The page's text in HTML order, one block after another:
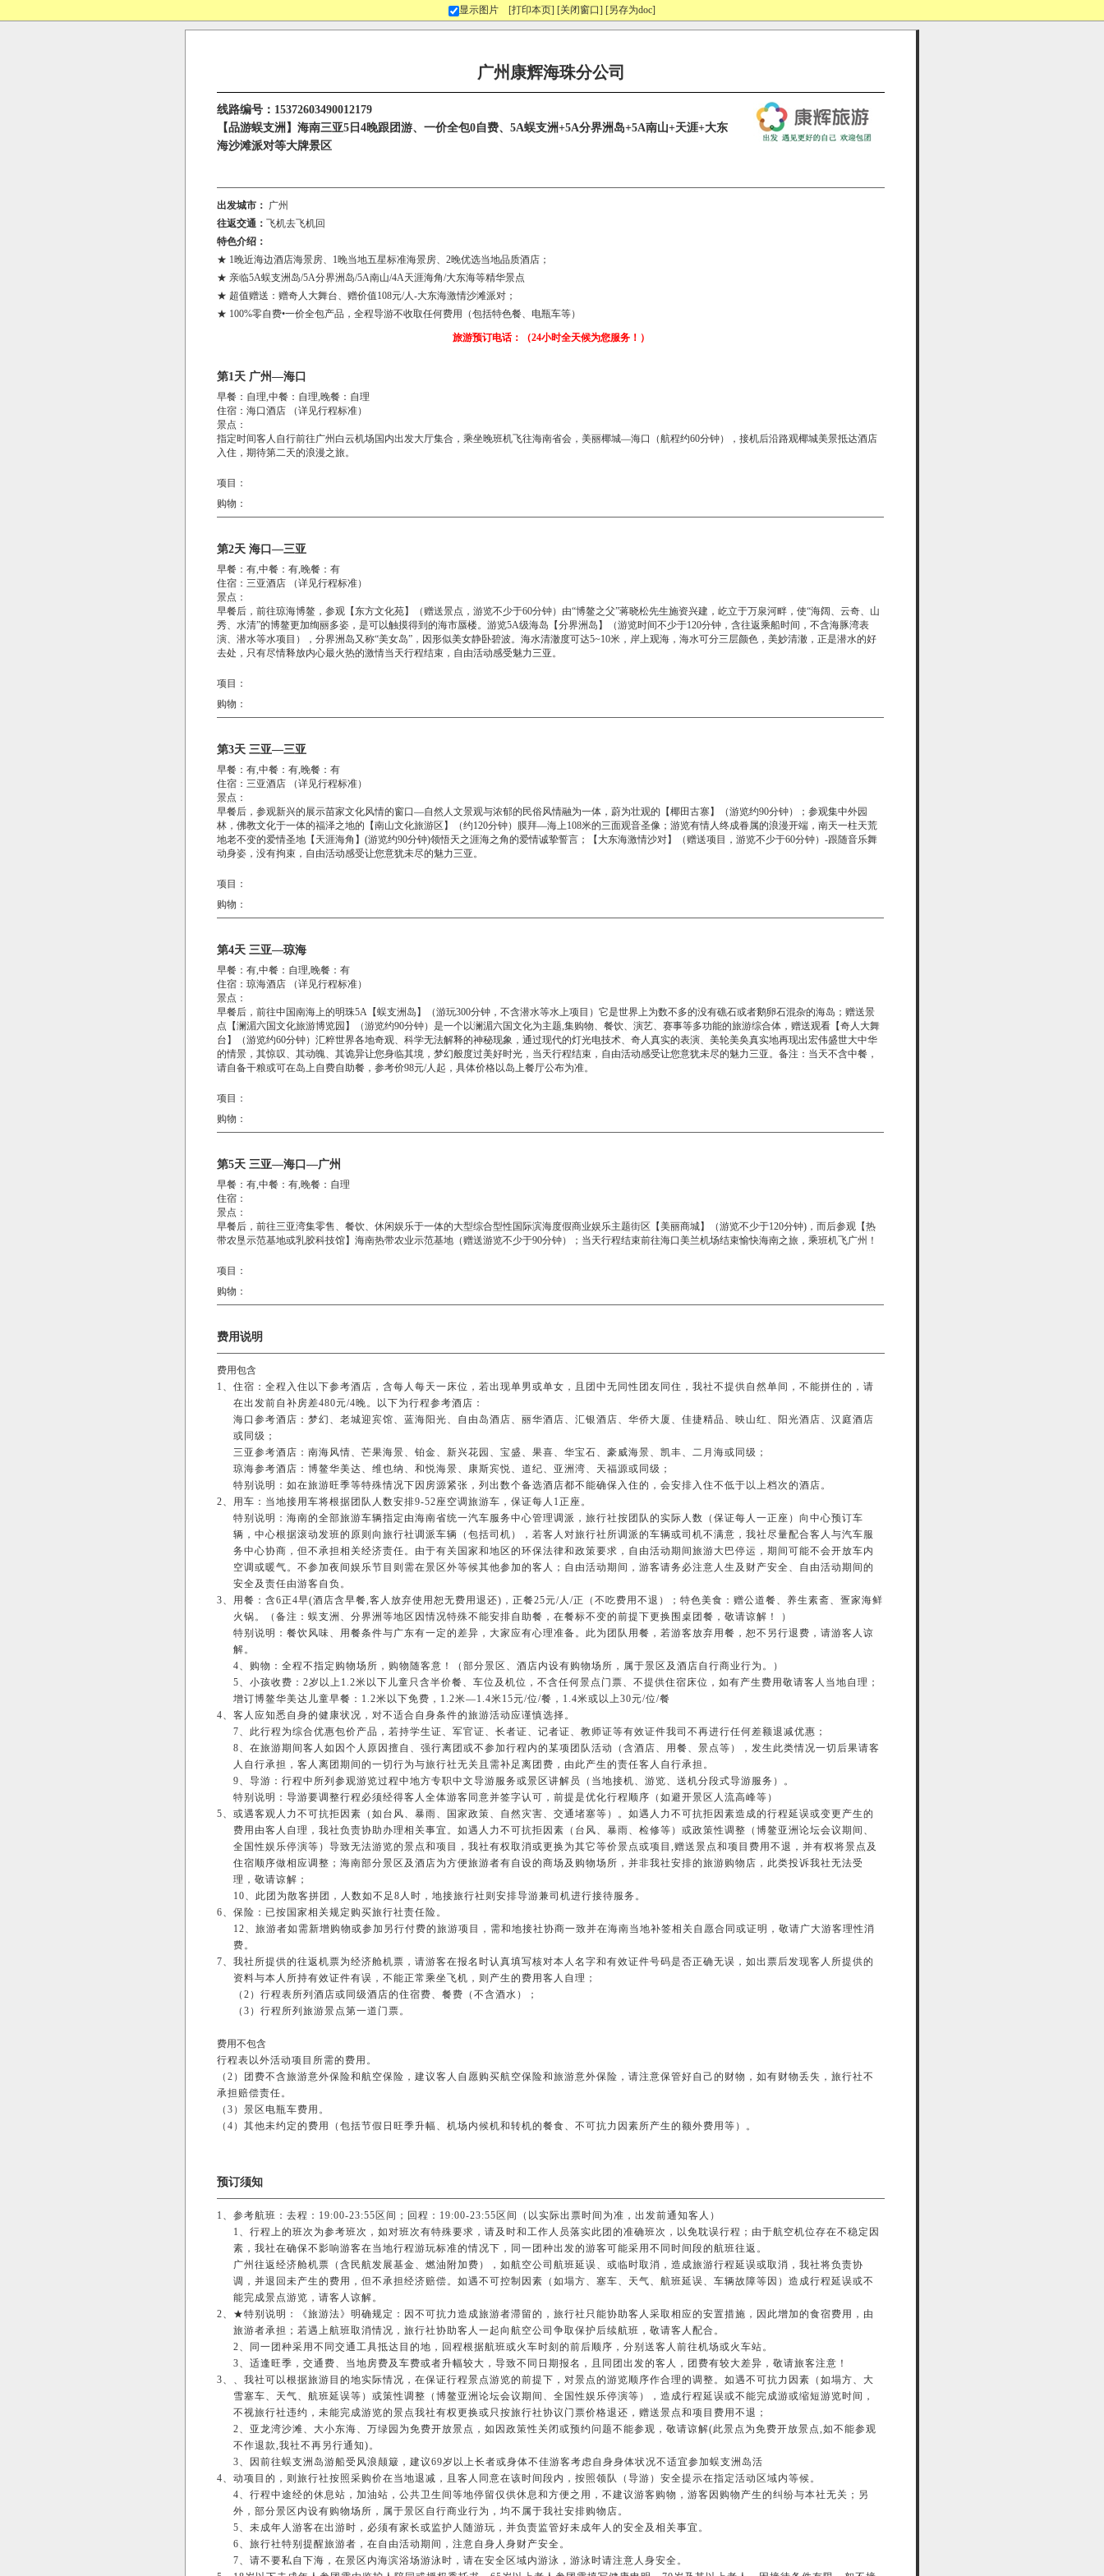
显示图片 [打印本页] [关闭窗口] [另存为doc]
广州康辉海珠分公司
线路编号：15372603490012179
【品游蜈支洲】海南三亚5日4晚跟团游、一价全包0自费、5A蜈支洲+5A分界洲岛+5A南山+天涯+大东
海沙滩派对等大牌景区
出发城市： 广州
往返交通：飞机去飞机回
特色介绍：
★ 1晚近海边酒店海景房、1晚当地五星标准海景房、2晚优选当地品质酒店；
★ 亲临5A蜈支洲岛/5A分界洲岛/5A南山/4A天涯海角/大东海等精华景点
★ 超值赠送：赠奇人大舞台、赠价值108元/人-大东海激情沙滩派对；
★ 100%零自费•一价全包产品，全程导游不收取任何费用（包括特色餐、电瓶车等）
旅游预订电话：（24小时全天候为您服务！）
第1天 广州—海口
早餐：自理,中餐：自理,晚餐：自理
住宿：海口酒店 （详见行程标准）
景点：
指定时间客人自行前往广州白云机场国内出发大厅集合，乘坐晚班机飞往海南省会，美丽椰城—海口（航程约60分钟），接机后沿路观椰城美景抵达酒店
入住，期待第二天的浪漫之旅。
项目：
购物：
第2天 海口—三亚
早餐：有,中餐：有,晚餐：有
住宿：三亚酒店 （详见行程标准）
景点：
早餐后，前往琼海博鳌，参观【东方文化苑】（赠送景点，游览不少于60分钟）由“博鳌之父”蒋晓松先生施资兴建，屹立于万泉河畔，使“海阔、云奇、山
秀、水清”的博鳌更加绚丽多姿，是可以触摸得到的海市蜃楼。游览5A级海岛【分界洲岛】（游览时间不少于120分钟，含往返乘船时间，不含海豚湾表
演、潜水等水项目），分界洲岛又称“美女岛”，因形似美女静卧碧波。海水清澈度可达5~10米，岸上观海，海水可分三层颜色，美妙清澈，正是潜水的好
去处，只有尽情释放内心最火热的激情当天行程结束，自由活动感受魅力三亚。
项目：
购物：
第3天 三亚—三亚
早餐：有,中餐：有,晚餐：有
住宿：三亚酒店 （详见行程标准）
景点：
早餐后，参观新兴的展示苗家文化风情的窗口—自然人文景观与浓郁的民俗风情融为一体，蔚为壮观的【椰田古寨】（游览约90分钟）；参观集中外园
林，佛教文化于一体的福泽之地的【南山文化旅游区】（约120分钟）膜拜—海上108米的三面观音圣像；游览有情人终成眷属的浪漫开端，南天一柱天荒
地老不变的爱情圣地【天涯海角】(游览约90分钟)领悟天之涯海之角的爱情诚挚誓言；【大东海激情沙对】（赠送项目，游览不少于60分钟）-跟随音乐舞
动身姿，没有拘束，自由活动感受让您意犹未尽的魅力三亚。
项目：
购物：
第4天 三亚—琼海
早餐：有,中餐：自理,晚餐：有
住宿：琼海酒店 （详见行程标准）
景点：
早餐后，前往中国南海上的明珠5A【蜈支洲岛】（游玩300分钟，不含潜水等水上项目）它是世界上为数不多的没有礁石或者鹅卵石混杂的海岛；赠送景
点【澜湄六国文化旅游博览园】（游览约90分钟）是一个以澜湄六国文化为主题,集购物、餐饮、演艺、赛事等多功能的旅游综合体，赠送观看【奇人大舞
台】（游览约60分钟）汇粹世界各地奇观、科学无法解释的神秘现象，通过现代的灯光电技术、奇人真实的表演、美轮美奂真实地再现出宏伟盛世大中华
的情景，其惊叹、其动魄、其诡异让您身临其境，梦幻般度过美好时光，当天行程结束，自由活动感受让您意犹未尽的魅力三亚。备注：当天不含中餐，
请自备干粮或可在岛上自费自助餐，参考价98元/人起，具体价格以岛上餐厅公布为准。
项目：
购物：
第5天 三亚—海口—广州
早餐：有,中餐：有,晚餐：自理
住宿：
景点：
早餐后，前往三亚湾集零售、餐饮、休闲娱乐于一体的大型综合型性国际滨海度假商业娱乐主题街区【美丽商城】（游览不少于120分钟)，而后参观【热
带农垦示范基地或乳胶科技馆】海南热带农业示范基地（赠送游览不少于90分钟）；当天行程结束前往海口美兰机场结束愉快海南之旅，乘班机飞广州！
项目：
购物：
费用说明
费用包含
1、住宿：全程入住以下参考酒店，含每人每天一床位，若出现单男或单女，且团中无同性团友同住，我社不提供自然单间，不能拼住的，请
在出发前自补房差480元/4晚。以下为行程参考酒店：
海口参考酒店：梦幻、老城迎宾馆、蓝海阳光、自由岛酒店、丽华酒店、汇银酒店、华侨大厦、佳捷精品、映山红、阳光酒店、汉庭酒店
或同级；
三亚参考酒店：南海风情、芒果海景、铂金、新兴花园、宝盛、果喜、华宝石、豪威海景、凯丰、二月海或同级；
琼海参考酒店：博鳌华美达、维也纳、和悦海景、康斯宾悦、道纪、亚洲湾、天福源或同级；
特别说明：如在旅游旺季等特殊情况下因房源紧张，列出数个备选酒店都不能确保入住的，会安排入住不低于以上档次的酒店。
2、 用车：当地接用车将根据团队人数安排9-52座空调旅游车，保证每人1正座。
特别说明：海南的全部旅游车辆指定由海南省统一汽车服务中心管理调派，旅行社按团队的实际人数（保证每人一正座）向中心预订车
辆，中心根据滚动发班的原则向旅行社调派车辆（包括司机），若客人对旅行社所调派的车辆或司机不满意，我社尽量配合客人与汽车服
务中心协商，但不承担相关经济责任。由于有关国家和地区的环保法律和政策要求，自由活动期间旅游大巴停运，期间可能不会开放车内
空调或暖气。不参加夜间娱乐节目则需在景区外等候其他参加的客人；自由活动期间，游客请务必注意人生及财产安全、自由活动期间的
安全及责任由游客自负。
3、 用餐：含6正4早(酒店含早餐,客人放弃使用恕无费用退还)，正餐25元/人/正（不吃费用不退）；特色美食：赠公道餐、养生素斋、疍家海鲜
火锅。（备注：蜈支洲、分界洲等地区因情况特殊不能安排自助餐，在餐标不变的前提下更换围桌团餐，敬请谅解！ ）
特别说明：餐饮风味、用餐条件与广东有一定的差异，大家应有心理准备。此为团队用餐，若游客放弃用餐，恕不另行退费，请游客人谅
解。
4、购物：全程不指定购物场所，购物随客意！（部分景区、酒店内设有购物场所，属于景区及酒店自行商业行为。）
5、小孩收费：2岁以上1.2米以下儿童只含半价餐、车位及机位，不含任何景点门票、不提供住宿床位，如有产生费用敬请客人当地自理；
增订博鳌华美达儿童早餐：1.2米以下免费，1.2米—1.4米15元/位/餐，1.4米或以上30元/位/餐
4、客人应知悉自身的健康状况，对不适合自身条件的旅游活动应谨慎选择。
7、此行程为综合优惠包价产品，若持学生证、军官证、长者证、记者证、教师证等有效证件我司不再进行任何差额退减优惠；
8、在旅游期间客人如因个人原因擅自、强行离团或不参加行程内的某项团队活动（含酒店、用餐、景点等），发生此类情况一切后果请客
人自行承担，客人离团期间的一切行为与旅行社无关且需补足离团费，由此产生的责任客人自行承担。
9、导游：行程中所列参观游览过程中地方专职中文导游服务或景区讲解员（当地接机、游览、送机分段式导游服务）。
特别说明：导游要调整行程必须经得客人全体游客同意并签字认可，前提是优化行程顺序（如避开景区人流高峰等）
5、或遇客观人力不可抗拒因素（如台风、暴雨、国家政策、自然灾害、交通堵塞等）。如遇人力不可抗拒因素造成的行程延误或变更产生的
费用由客人自理，我社负责协助办理相关事宜。如遇人力不可抗拒因素（台风、暴雨、检修等）或政策性调整（博鳌亚洲论坛会议期间、
全国性娱乐停演等）导致无法游览的景点和项目，我社有权取消或更换为其它等价景点或项目,赠送景点和项目费用不退，并有权将景点及
住宿顺序做相应调整；海南部分景区及酒店为方便旅游者有自设的商场及购物场所，并非我社安排的旅游购物店，此类投诉我社无法受
理，敬请谅解；
10、此团为散客拼团，人数如不足8人时，地接旅行社则安排导游兼司机进行接待服务。
6、保险：已按国家相关规定购买旅行社责任险。
12、旅游者如需新增购物或参加另行付费的旅游项目，需和地接社协商一致并在海南当地补签相关自愿合同或证明，敬请广大游客理性消
费。
7、我社所提供的往返机票为经济舱机票，请游客在报名时认真填写核对本人名字和有效证件号码是否正确无误，如出票后发现客人所提供的
资料与本人所持有效证件有误，不能正常乘坐飞机，则产生的费用客人自理；
（2）行程表所列酒店或同级酒店的住宿费、餐费（不含酒水）；
（3）行程所列旅游景点第一道门票。
费用不包含
行程表以外活动项目所需的费用。
（2）团费不含旅游意外保险和航空保险，建议客人自愿购买航空保险和旅游意外保险，请注意保管好自己的财物，如有财物丢失，旅行社不
承担赔偿责任。
（3）景区电瓶车费用。
（4）其他未约定的费用（包括节假日旺季升幅、机场内候机和转机的餐食、不可抗力因素所产生的额外费用等）。
预订须知
1、参考航班：去程：19:00-23:55区间；回程：19:00-23:55区间（以实际出票时间为准，出发前通知客人）
1、行程上的班次为参考班次，如对班次有特殊要求，请及时和工作人员落实此团的准确班次，以免耽误行程；由于航空机位存在不稳定因
素，我社在确保不影响游客在当地行程游玩标准的情况下，同一团种出发的游客可能采用不同时间段的航班往返。
广州往返经济舱机票（含民航发展基金、燃油附加费），如航空公司航班延误、或临时取消，造成旅游行程延误或取消，我社将负责协
调，并退回未产生的费用，但不承担经济赔偿。如遇不可控制因素（如塌方、塞车、天气、航班延误、车辆故障等因）造成行程延误或不
能完成景点游览，请客人谅解。
2、 ★特别说明：《旅游法》明确规定：因不可抗力造成旅游者滞留的，旅行社只能协助客人采取相应的安置措施，因此增加的食宿费用，由
旅游者承担；若遇上航班取消情况，旅行社协助客人一起向航空公司争取保护后续航班，敬请客人配合。
2、同一团种采用不同交通工具抵达目的地，回程根据航班或火车时刻的前后顺序，分别送客人前往机场或火车站。
3、适逢旺季，交通费、当地房费及车费或者升幅较大，导致不同日期报名，且同团出发的客人，团费有较大差异，敬请旅客注意！
3、
、我社可以根据旅游目的地实际情况，在保证行程景点游览的前提下，对景点的游览顺序作合理的调整。如遇不可抗力因素（如塌方、大
雪塞车、天气、航班延误等）或策性调整（博鳌亚洲论坛会议期间、全国性娱乐停演等），造成行程延误或不能完成游或缩短游览时间，
不视旅行社违约，未能完成游览的景点我社有权更换或只按旅行社协议门票价格退还，赠送景点和项目费用不退；
2、亚龙湾沙滩、大小东海、万绿园为免费开放景点，如因政策性关闭或预约问题不能参观，敬请谅解(此景点为免费开放景点,如不能参观
不作退款,我社不再另行通知)。
3、因前往蜈支洲岛游船受风浪颠簸，建议69岁以上长者或身体不佳游客考虑自身身体状况不适宜参加蜈支洲岛活
4、动项目的，则旅行社按照采购价在当地退减，且客人同意在该时间段内，按照领队（导游）安全提示在指定活动区域内等候。
4、行程中途经的休息站，加油站，公共卫生间等地停留仅供休息和方便之用，不建议游客购物，游客因购物产生的纠纷与本社无关；另
外，部分景区内设有购物场所，属于景区自行商业行为，均不属于我社安排购物店。
5、未成年人游客在出游时，必须有家长或监护人随游玩，并负责监管好未成年人的安全及相关事宜。
6、旅行社特别提醒旅游者，在自由活动期间，注意自身人身财产安全。
7、请不要私自下海，在景区内海滨浴场游泳时，请在安全区域内游泳，游泳时请注意人身安全。